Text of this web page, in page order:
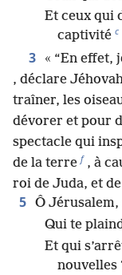
Et ceux qui
captivité c
3 « “En effet,
, déclare
traîner, les
dévorer et pour
spectacle qui
de la terre f , à
roi de Juda, et
5 Ô
Qui te
Et qui
nouvelles